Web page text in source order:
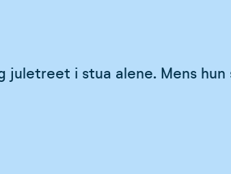
juletreet i stua alene. Mens